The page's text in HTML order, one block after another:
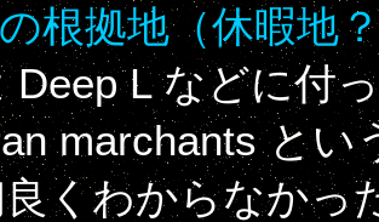
根拠地（休暇地
Deep L などに付
marchants とい
くわからなかっ